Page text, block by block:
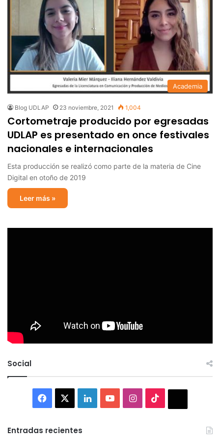
Academia
Blog UDLAP 23 noviembre, 2021 1,004
Cortometraje producido por egresadas
UDLAP es presentado en once festivales
nacionales e internacionales
Esta producción se realizó como parte de la materia de Cine
Digital en otoño de 2019
Leer más »
Social
Facebook LinkedInYouTubeInstagram
Entradas recientes